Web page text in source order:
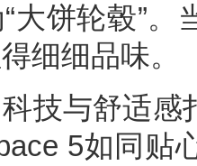
大饼轮毂”
细细品味。
与舒适感
5如同贴